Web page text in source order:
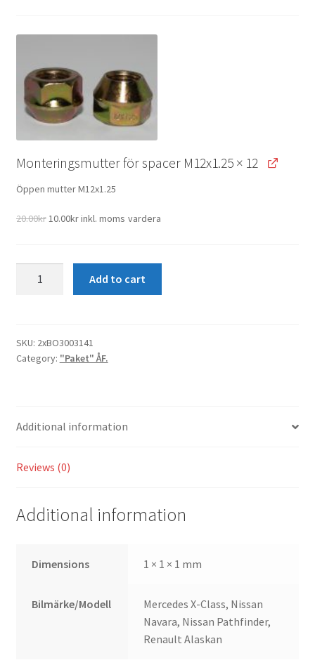
20.00kr.10.00kr.
Monteringsmutter för spacer M12x1.25× 12
Öppen mutter M12x1.25
20.00kr Original
20.00kr.
10.00krCurrent
10.00kr.
inkl. moms vardera
Class,
Alaskan
Add to cart
SKU: 2xBO3003141
Category: "Paket" ÅF.
Additional information
Reviews (0)
Additional information
Dimensions 1 × 1 × 1 mm
Bilmärke/Modell
Mercedes X-Class, Nissan
Navara, Nissan Pathfinder,
Renault Alaskan